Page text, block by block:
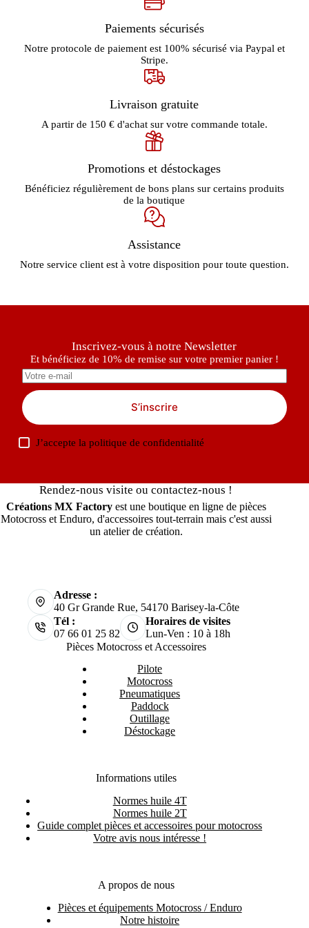
Paiements sécurisés
Notre protocole de paiement est 100% sécurisé via Paypal et
Stripe.
Livraison gratuite
A partir de 150 € d'achat sur votre commande totale.
Promotions et déstockages
Bénéficiez régulièrement de bons plans sur certains produits
de la boutique
Assistance
Notre service client est à votre disposition pour toute question.
Inscrivez-vous à notre Newsletter
Et bénéficiez de 10% de remise sur votre premier panier !
S’inscrire
J’accepte lapolitique de confidentialité
Rendez-nous visite ou contactez-nous !
Créations MX Factoryest une boutique en ligne de pièces
Motocross et Enduro, d'accessoires tout-terrain mais c'est aussi
un atelier de création.
Adresse :
40 Gr Grande Rue, 54170 Barisey-la-Côte
Tél :
07 66 01 25 82
Horaires de visites
Lun-Ven : 10 à 18h
Pièces Motocross et Accessoires
Pilote
Motocross
Pneumatiques
Paddock
Outillage
Déstockage
Informations utiles
Normes huile 4T
Normes huile 2T
Guide complet pièces et accessoires pour motocross
Votre avis nous intéresse !
A propos de nous
Pièces et équipements Motocross / Enduro
Notre histoire